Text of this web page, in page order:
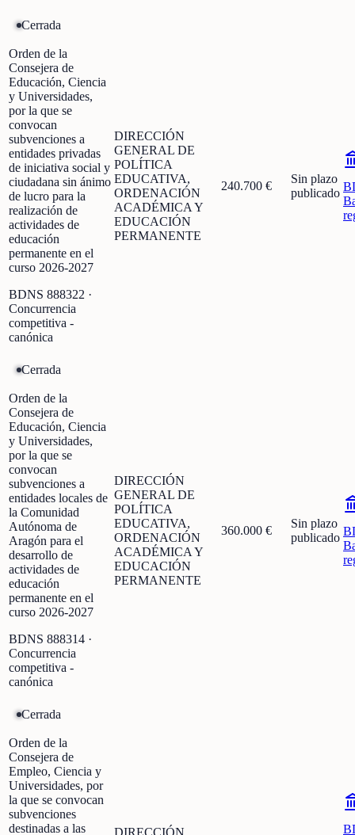
Cerrada
Orden de la
Consejera de
Educación, Ciencia
y Universidades,
por la que se
convocan
subvenciones a
entidades privadas
de iniciativa social y
ciudadana sin ánimo
de lucro para la
realización de
actividades de
educación
permanente en el
curso 2026-2027
BDNS 888322 ·
Concurrencia
competitiva -
canónica
DIRECCIÓN
GENERAL DE
POLÍTICA
EDUCATIVA,
ORDENACIÓN
ACADÉMICA Y
EDUCACIÓN
PERMANENTE
240.700 €
Sin plazo
publicado
Cerrada
Orden de la
Consejera de
Educación, Ciencia
y Universidades,
por la que se
convocan
subvenciones a
entidades locales de
la Comunidad
Autónoma de
Aragón para el
desarrollo de
actividades de
educación
permanente en el
curso 2026-2027
BDNS 888314 ·
Concurrencia
competitiva -
canónica
DIRECCIÓN
GENERAL DE
POLÍTICA
EDUCATIVA,
ORDENACIÓN
ACADÉMICA Y
EDUCACIÓN
PERMANENTE
360.000 €
Sin plazo
publicado
Cerrada
Orden de la
Consejera de
Empleo, Ciencia y
Universidades, por
la que se convocan
subvenciones
destinadas a las